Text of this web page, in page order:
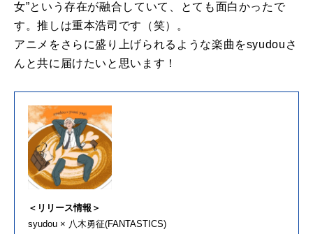
女”という存在が融合していて、とても面白かったで
す。推しは重本浩司です（笑）。
アニメをさらに盛り上げられるような楽曲をsyudouさ
んと共に届けたいと思います！
＜リリース情報＞
syudou × 八木勇征(FANTASTICS)